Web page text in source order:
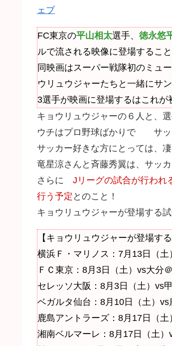
ェブ
FC東京の平山相太選手、 徳永悠
ルで流される映像に登場するこ
同映画はスーパー戦隊初のミュ
ウリュウジャーたちと一緒にサン
3選手が映画に登場するはこれが
キョウリュウジャーの６人と、
ウチはプロ野球ばかりで サッ
サッカー好きな方にとっては、
竜星涼さんと斉藤秀翼は、サッ
さらに Jリーグの試合が行われ
行う予定 とのこと！
キョウリュウジャーが登場する
【キョウリュウジャーが登場す
横浜Ｆ・マリノス：7月13日（
ＦＣ東京：8月3日（土）vs大
セレッソ大阪：8月3日（土）vs
ベガルタ仙台：8月10日（土）
鹿島アントラーズ：8月17日（
湘南ベルマーレ：8月17日（土